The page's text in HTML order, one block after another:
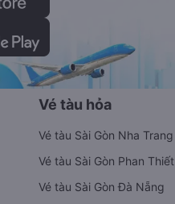
Vé tàu hỏa
Vé tàu Sài Gòn Nha Trang
Vé tàu Sài Gòn Phan Thiết
Vé tàu Sài Gòn Đà Nẵng